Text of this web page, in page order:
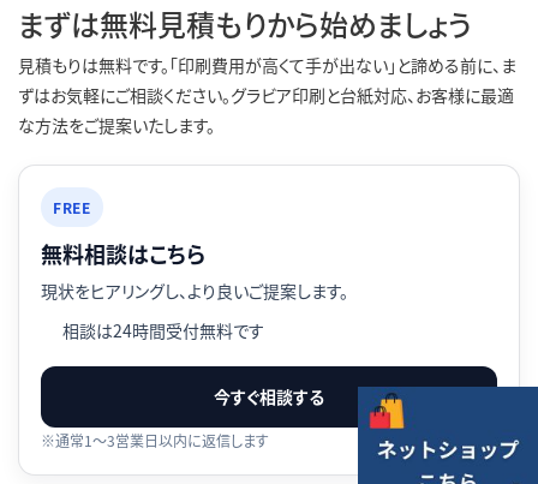
まずは無料見積もりから始めましょう
見積もりは無料です。「印刷費用が高くて手が出ない」と諦める前に、ま
ずはお気軽にご相談ください。グラビア印刷と台紙対応、お客様に最適
な方法をご提案いたします。
FREE
無料相談はこちら
現状をヒアリングし、より良いご提案します。
相談は24時間受付無料です
今すぐ相談する
※通常1〜3営業日以内に返信します